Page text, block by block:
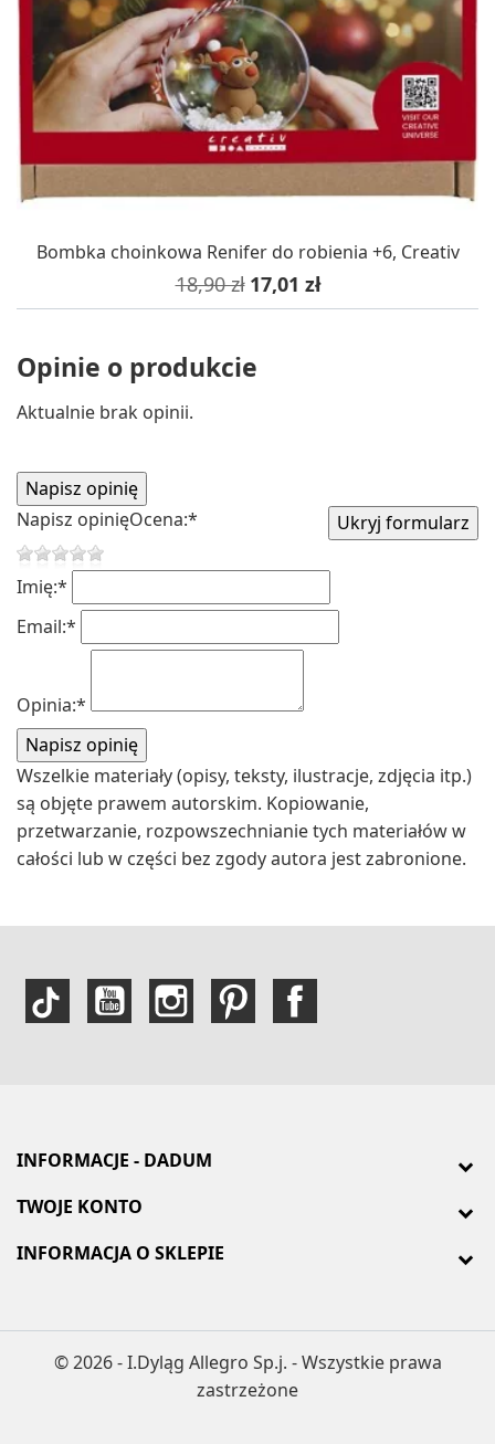
Bombka choinkowa Renifer do robienia +6, Creativ
Cena podstawowa
18,90 zł Cena
17,01 zł
Opinie o produkcie
Aktualnie brak opinii.
Napisz opinięOcena:*
Imię:*
Email:*
Opinia:*
Wszelkie materiały (opisy, teksty, ilustracje, zdjęcia itp.)
są objęte prawem autorskim. Kopiowanie,
przetwarzanie, rozpowszechnianie tych materiałów w
całości lub w części bez zgody autora jest zabronione.
INFORMACJE - DADUM
TWOJE KONTO
INFORMACJA O SKLEPIE
© 2026 - I.Dyląg Allegro Sp.j. - Wszystkie prawa
zastrzeżone